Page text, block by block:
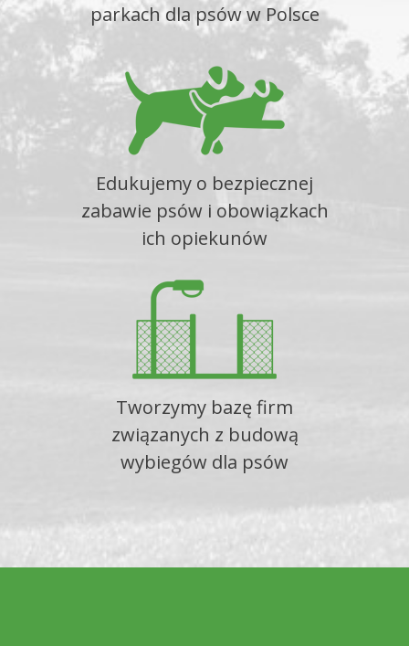
parkach dla psów w Polsce
Edukujemy o bezpiecznej
zabawie psów i obowiązkach
ich opiekunów
Tworzymy bazę firm
związanych z budową
wybiegów dla psów